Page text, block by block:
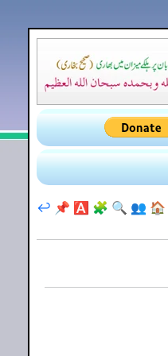
🏠
👥
🔍
🧩
🅰️
📌
↩️